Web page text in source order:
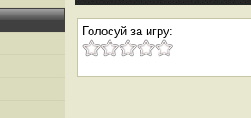
Голосуй за игру: